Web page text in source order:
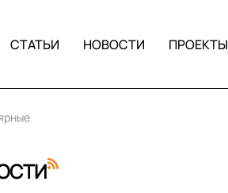
СТАТЬИ НОВОСТИ ПРОЕКТЫ